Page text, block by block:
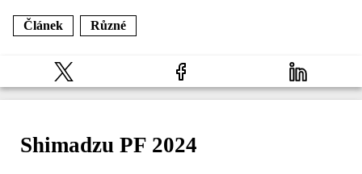
Článek Různé
Shimadzu PF 2024